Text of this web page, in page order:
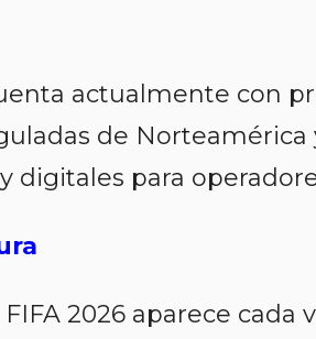
actualmente con
de
digitales para
2026 aparece